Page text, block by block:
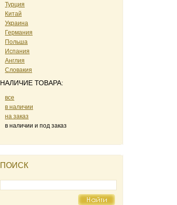
Турция
Китай
Украина
Германия
Польша
Испания
Англия
Словакия
НАЛИЧИЕ ТОВАРА:
все
в наличии
на заказ
в наличии и под заказ
ПОИСК